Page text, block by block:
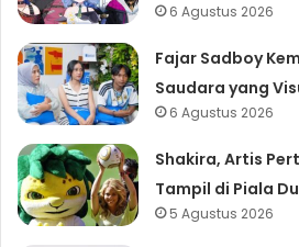
6 Agustus 2026
Fajar Sadboy
Saudara yang
6 Agustus 2026
Shakira, Artis
Tampil di Piala
5 Agustus 2026